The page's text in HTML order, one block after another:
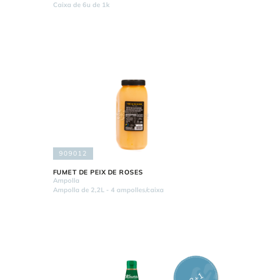
Caixa de 6u de 1k
909012
FUMET DE PEIX DE ROSES
Ampolla
Ampolla de 2,2L - 4 ampolles/caixa